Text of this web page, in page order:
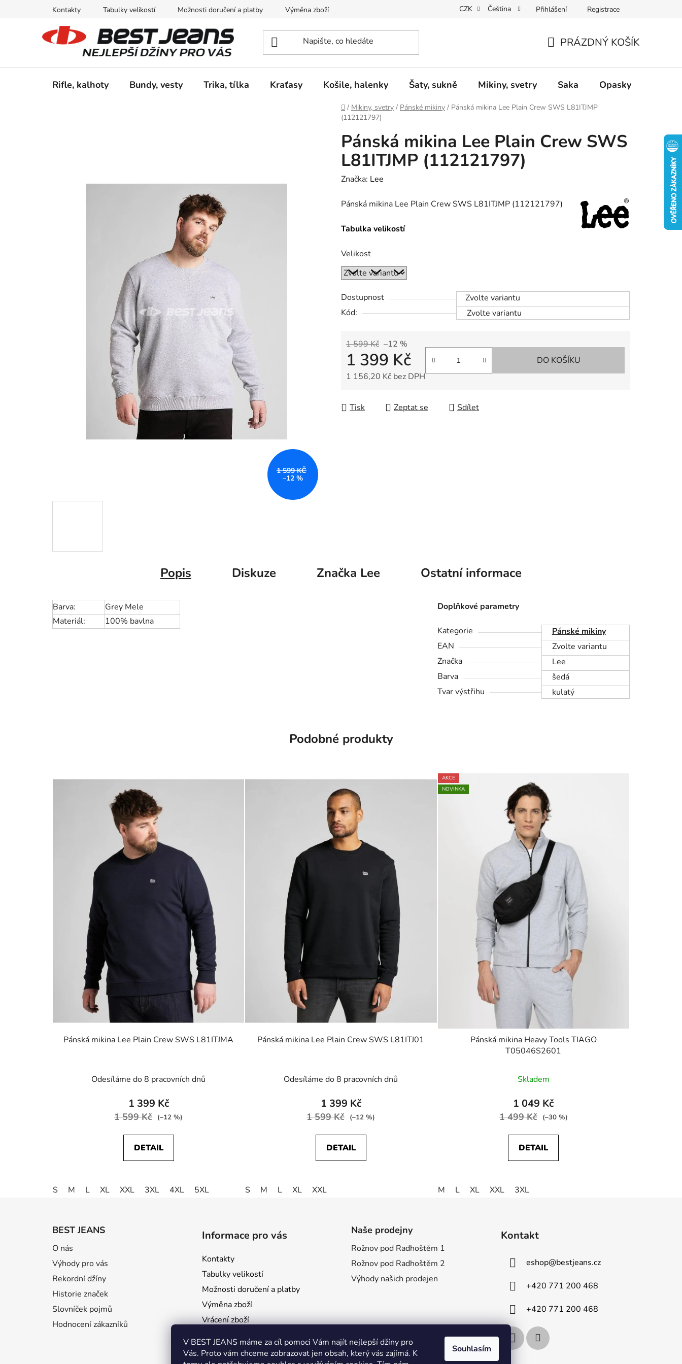
V BEST JEANS máme za cíl pomoci Vám najít nejlepší džíny pro
Vás. Proto vám chceme zobrazovat jen obsah, který vás zajímá. K
Souhlasím
Kontakty Tabulky velikostí Možnosti doručení a platby Výměna zboží Dárkové poukazy Dostupnost Obchodní podmínky
CZK Čeština Přihlášení Registrace
KOŠÍK
PRÁZDNÝ KOŠÍK
Rifle, kalhoty Bundy, vesty Trika, tílka Kraťasy Košile, halenky Šaty, sukně Mikiny, svetry Saka Opasky
Domů
/ Mikiny, svetry / Pánské mikiny / Pánská mikina Lee Plain Crew SWS L81ITJMP
(112121797)
Pánská mikina Lee Plain Crew SWS
L81ITJMP (112121797)
Značka: Lee
Pánská mikina Lee Plain Crew SWS L81ITJMP (112121797)
Tabulka velikostí
Velikost
Dostupnost
Zvolte variantu
Kód:
Zvolte variantu
1 599 Kč –12 %
1 399 Kč
1 156,20 Kč bez DPH
DO KOŠÍKU
Tisk Zeptat se Sdílet
1 599 KČ
–12 %
Popis Diskuze Značka Lee Ostatní informace
Barva:
Grey Mele
Materiál:
100% bavlna
Doplňkové parametry
Kategorie
Pánské mikiny
EAN
Zvolte variantu
Značka
Lee
Barva
šedá
Tvar výstřihu
kulatý
Podobné produkty
Pánská mikina Lee Plain Crew SWS L81ITJMA
Odesíláme do 8 pracovních dnů
1 399 Kč
1 599 Kč (–12 %)
DETAIL
S M L XL XXL 3XL 4XL 5XL
Pánská mikina Lee Plain Crew SWS L81ITJ01
Odesíláme do 8 pracovních dnů
1 399 Kč
1 599 Kč (–12 %)
DETAIL
S M L XL XXL
AKCE
NOVINKA
Pánská mikina Heavy Tools TIAGO
T05046S2601
Skladem
1 049 Kč
1 499 Kč (–30 %)
DETAIL
M L XL XXL 3XL
BEST JEANS
O nás
Výhody pro vás
Rekordní džíny
Historie značek
Slovníček pojmů
Hodnocení zákazníků
Informace pro vás
Kontakty
Tabulky velikostí
Možnosti doručení a platby
Výměna zboží
Vrácení zboží
Dárkové poukazy
Naše prodejny
Rožnov pod Radhoštěm 1
Rožnov pod Radhoštěm 2
Výhody našich prodejen
Kontakt
eshop@bestjeans.cz
+420 771 200 468
+420 771 200 468